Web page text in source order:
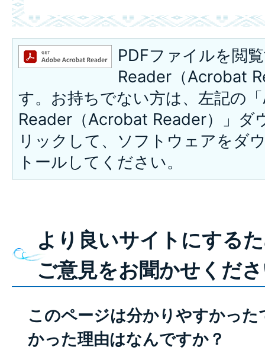
PDFファイルを閲
Reader（Acrobat
す。お持ちでない方は、左記の
Reader（Acrobat Reader）」ダ
リックして、ソフトウェアをダ
トールしてください。
より良いサイトにする
ご意見をお聞かせくだ
このページは分かりやすかっ
かった理由はなんですか？